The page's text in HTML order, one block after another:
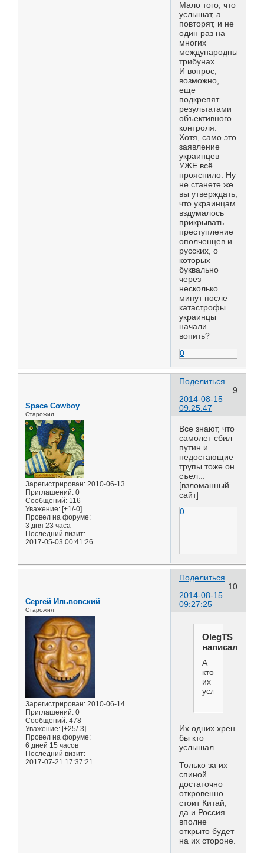
Мало того, что
услышат, а
повторят, и не
один раз на
многих
международных
трибунах.
И вопрос,
возможно,
еще
подкрепят
результатами
объективного
контроля.
Хотя, само это
заявление
украинцев
УЖЕ всё
прояснило. Ну
не станете же
вы утверждать,
что украинцам
вздумалось
прикрывать
преступление
ополченцев и
русских, о
которых
буквально
через
несколько
минут после
катастрофы
украинцы
начали
вопить?
0
Поделиться
9
2014-08-15
09:25:47
Space Cowboy
Старожил
Зарегистрирован: 2010-06-13
Приглашений: 0
Сообщений: 116
Уважение: [+1/-0]
Провел на форуме:
3 дня 23 часа
Последний визит:
2017-05-03 00:41:26
Все знают, что
самолет сбил
путин и
недостающие
трупы тоже он
съел...
[взломанный
сайт]
0
Поделиться
10
2014-08-15
09:27:25
Сергей Ильвовский
Старожил
Зарегистрирован: 2010-06-14
Приглашений: 0
Сообщений: 478
Уважение: [+25/-3]
Провел на форуме:
6 дней 15 часов
Последний визит:
2017-07-21 17:37:21
OlegTS
написал(а):
А
кто
их
услышит?
Их одних хрен
бы кто
услышал.
Только за их
спиной
достаточно
откровенно
стоит Китай,
да и Россия
вполне
открыто будет
на их стороне.